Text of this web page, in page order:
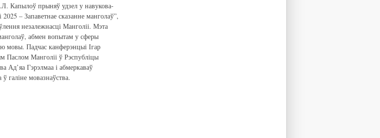
Капылоў прыняў удзел у навукова-
– Запаветнае сказанне манголаў”,
незалежнасці Манголіі. Мэта
абмен вопытам у сферы
мовы. Падчас канферэнцыі Ігар
Паслом Манголіі ў Рэспубліцы
Ад’яа Гэрэлмаа і абмеркаваў
галіне мовазнаўства.